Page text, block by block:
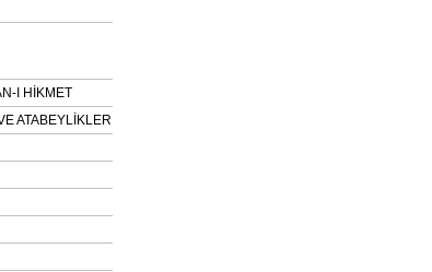
I HİKMET
ATABEYLİKLER